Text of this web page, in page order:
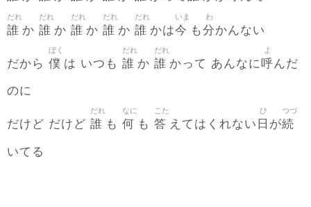
誰
だれ
か 誰
だれ
か 誰
だれ
か 誰
だれ
か 誰
だれ
かは今
いま
も分
わ
かんない
だから 僕
ぼく
は いつも 誰
だれ
か 誰
だれ
かって あんなに呼
よ
んだ
のに
だけど だけど 誰
だれ
も 何
なに
も 答
こた
えてはくれない 日
ひ
が続
つづ
いてる